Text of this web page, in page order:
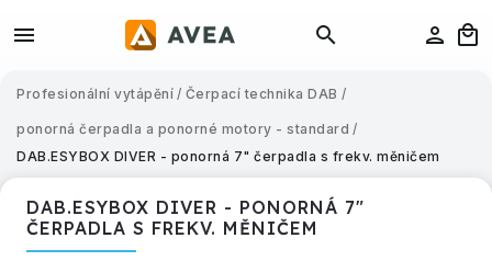
Profesionální vytápění / Čerpací technika DAB /
ponorná čerpadla a ponorné motory - standard /
DAB.ESYBOX DIVER - ponorná 7" čerpadla s frekv. měničem
DAB.ESYBOX DIVER - PONORNÁ 7"
ČERPADLA S FREKV. MĚNIČEM